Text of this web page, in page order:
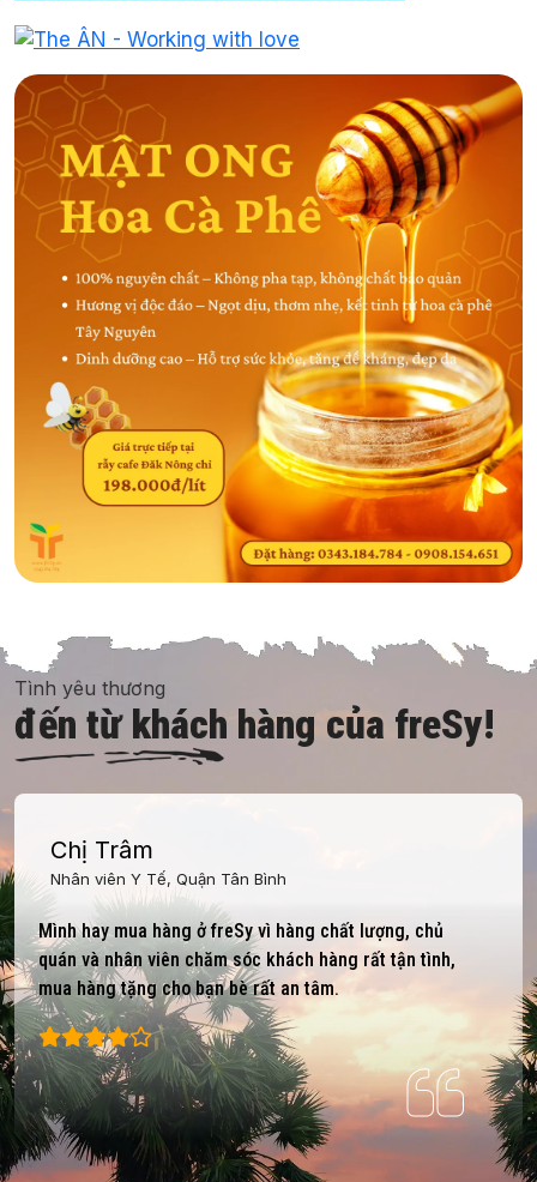
Tình yêu thương
đến từ khách hàng của freSy!
Chị Trâm
Nhân viên Y Tế, Quận Tân Bình
Mình hay mua hàng ở freSy vì hàng chất lượng, chủ
quán và nhân viên chăm sóc khách hàng rất tận tình,
mua hàng tặng cho bạn bè rất an tâm.